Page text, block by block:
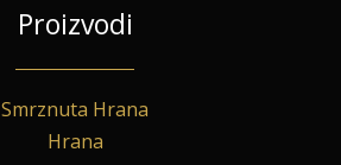
Proizvodi
Smrznuta Hrana
Hrana